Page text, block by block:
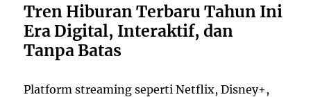
Tren Hiburan Terbaru Tahun Ini
Era Digital, Interaktif, dan
Tanpa Batas
Platform streaming seperti Netflix, Disney+,